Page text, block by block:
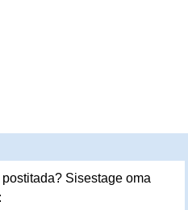
Sisestage oma